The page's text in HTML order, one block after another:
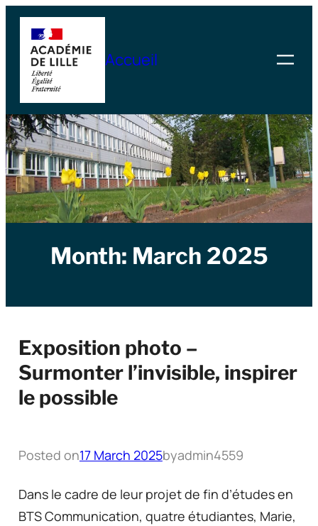
Skip
content
Accueil
Month: March 2025
Exposition photo –
Surmonter l’invisible, inspirer
le possible
Posted on17 March 2025byadmin4559
Dans le cadre de leur projet de fin d’études en
BTS Communication, quatre étudiantes, Marie,